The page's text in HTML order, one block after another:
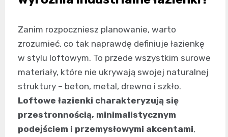
Zanim rozpoczniesz planowanie, warto
zrozumieć, co tak naprawdę definiuje łazienkę
w stylu loftowym. To przede wszystkim surowe
materiały, które nie ukrywają swojej naturalnej
struktury – beton, metal, drewno i szkło.
Loftowe łazienki charakteryzują się
przestronnością, minimalistycznym
podejściem i przemysłowymi akcentami,